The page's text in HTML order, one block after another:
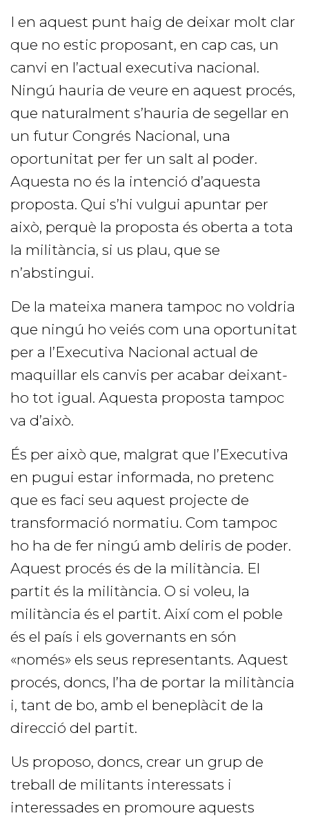
I en aquest punt haig de deixar molt clar
que no estic proposant, en cap cas, un
canvi en l’actual executiva nacional.
Ningú hauria de veure en aquest procés,
que naturalment s’hauria de segellar en
un futur Congrés Nacional, una
oportunitat per fer un salt al poder.
Aquesta no és la intenció d’aquesta
proposta. Qui s’hi vulgui apuntar per
això, perquè la proposta és oberta a tota
la militància, si us plau, que se
n’abstingui.
De la mateixa manera tampoc no voldria
que ningú ho veiés com una oportunitat
per a l’Executiva Nacional actual de
maquillar els canvis per acabar deixant-
ho tot igual. Aquesta proposta tampoc
va d’això.
És per això que, malgrat que l’Executiva
en pugui estar informada, no pretenc
que es faci seu aquest projecte de
transformació normatiu. Com tampoc
ho ha de fer ningú amb deliris de poder.
Aquest procés és de la militància. El
partit és la militància. O si voleu, la
militància és el partit. Així com el poble
és el país i els governants en són
«només» els seus representants. Aquest
procés, doncs, l’ha de portar la militància
i, tant de bo, amb el beneplàcit de la
direcció del partit.
Us proposo, doncs, crear un grup de
treball de militants interessats i
interessades en promoure aquests